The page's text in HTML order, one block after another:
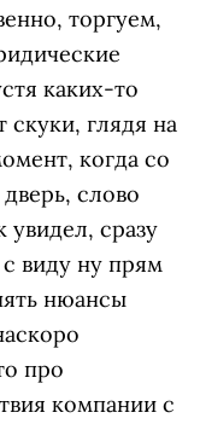
торгуем,
каких-то
скуки, глядя на
когда со
слово
увидел, сразу
виду ну прям
нюансы
про
компании с